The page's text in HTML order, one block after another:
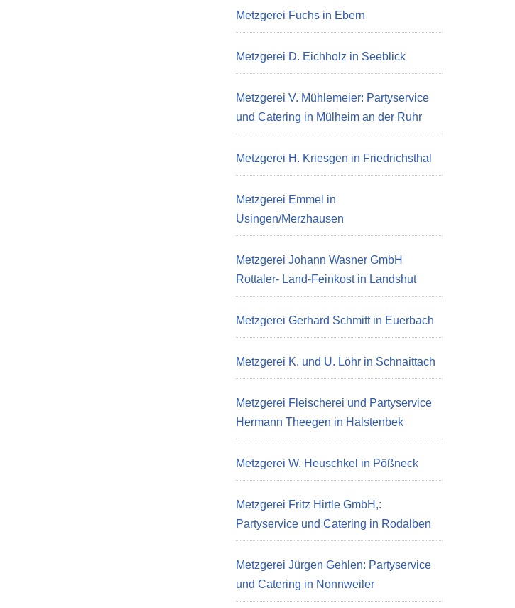
Metzgerei Fuchs in Ebern
Metzgerei D. Eichholz in Seeblick
Metzgerei V. Mühlemeier: Partyservice
und Catering in Mülheim an der Ruhr
Metzgerei H. Kriesgen in Friedrichsthal
Metzgerei Emmel in
Usingen/Merzhausen
Metzgerei Johann Wasner GmbH
Rottaler- Land-Feinkost in Landshut
Metzgerei Gerhard Schmitt in Euerbach
Metzgerei K. und U. Löhr in Schnaittach
Metzgerei Fleischerei und Partyservice
Hermann Theegen in Halstenbek
Metzgerei W. Heuschkel in Pößneck
Metzgerei Fritz Hirtle GmbH,:
Partyservice und Catering in Rodalben
Metzgerei Jürgen Gehlen: Partyservice
und Catering in Nonnweiler